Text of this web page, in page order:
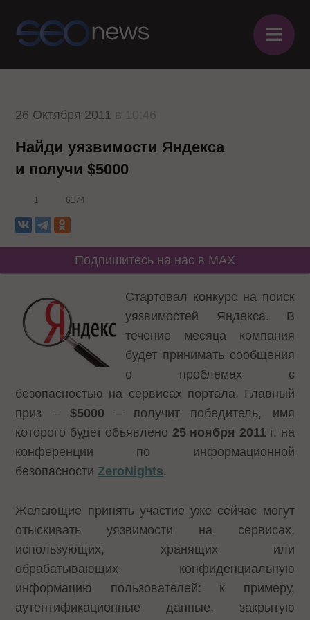
≡
26 Октября 2011
Найди уязвимости Яндекса
и получи $5000
1 6174
Подпишитесь на нас в MAX
Стартовал конкурс на поиск
уязвимостей Яндекса. В
течение месяца компания
будет принимать сообщения
о проблемах с
безопасностью на сервисах портала. Главный
приз –$5000 – получит победитель, имя
которого будет объявлено 25 ноября 2011г. на
конференции по информационной
безопасностиZeroNights.
Желающие принять участие уже сейчас могут
отыскивать уязвимости на сервисах,
использующих, хранящих или
обрабатывающих конфиденциальную
информацию пользователей: к примеру,
аутентификационные данные, закрытую